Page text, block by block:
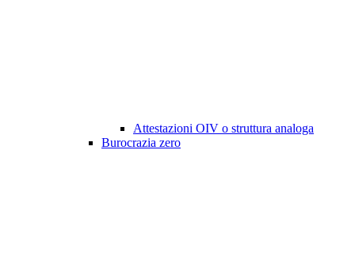
Attestazioni OIV o struttura analoga
Burocrazia zero